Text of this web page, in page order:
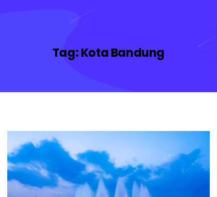
Tag:Kota Bandung